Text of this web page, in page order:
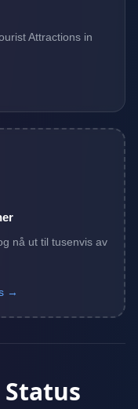
Attractions in
nå ut til tusenvis av
→